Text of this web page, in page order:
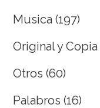
Musica (197)
Original y Copia
Otros (60)
Palabros (16)